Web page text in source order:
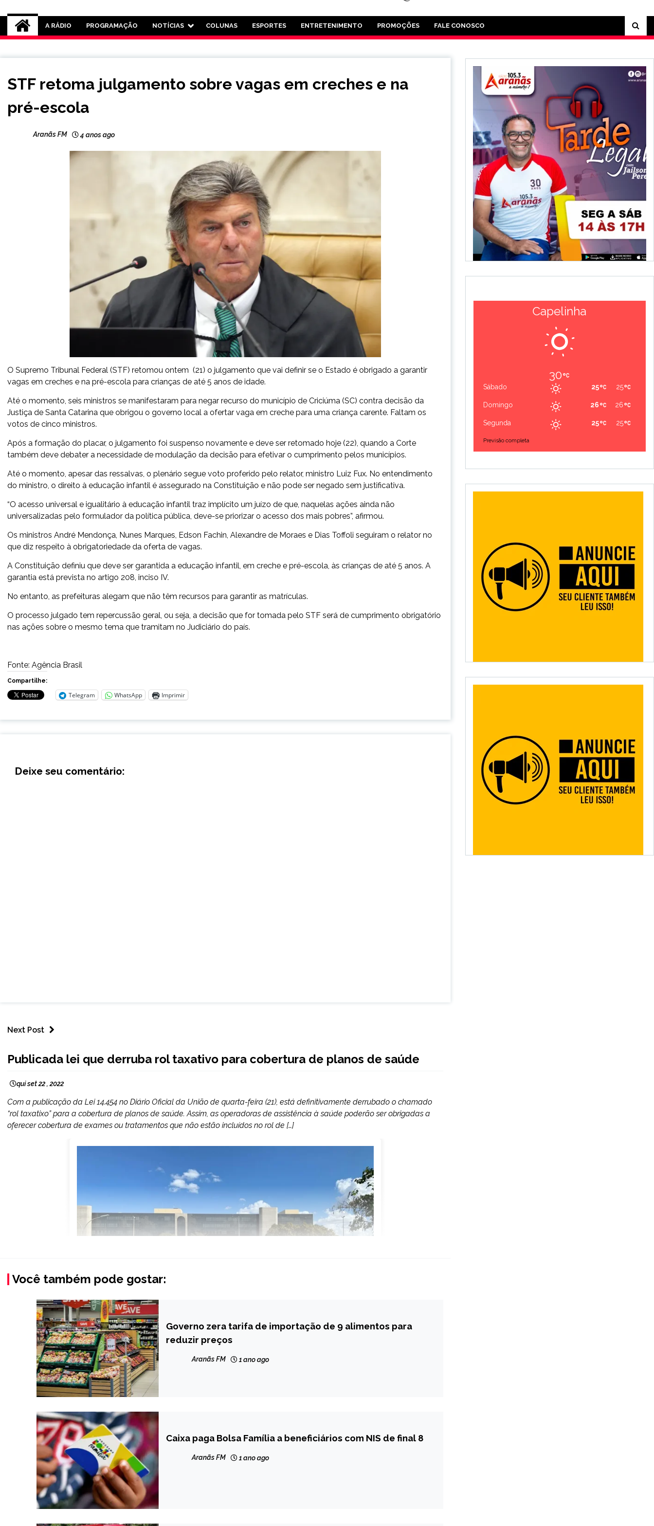
Rádio Aranãs 105.3
A RÁDIO PROGRAMAÇÃO NOTÍCIAS COLUNAS ESPORTES ENTRETENIMENTO PROMOÇÕES FALE CONOSCO
NOTÍCIAS
STF retoma julgamento sobre vagas em creches e na
pré-escola
Aranãs FM 4 anos ago
O Supremo Tribunal Federal (STF) retomou ontem (21) o julgamento que vai definir se o Estado é obrigado a garantir
vagas em creches e na pré-escola para crianças de até 5 anos de idade.
Até o momento, seis ministros se manifestaram para negar recurso do município de Criciúma (SC) contra decisão da
Justiça de Santa Catarina que obrigou o governo local a ofertar vaga em creche para uma criança carente. Faltam os
votos de cinco ministros.
Após a formação do placar, o julgamento foi suspenso novamente e deve ser retomado hoje (22), quando a Corte
também deve debater a necessidade de modulação da decisão para efetivar o cumprimento pelos municípios.
Até o momento, apesar das ressalvas, o plenário segue voto proferido pelo relator, ministro Luiz Fux. No entendimento
do ministro, o direito à educação infantil é assegurado na Constituição e não pode ser negado sem justificativa.
“O acesso universal e igualitário à educação infantil traz implícito um juízo de que, naquelas ações ainda não
universalizadas pelo formulador da política pública, deve-se priorizar o acesso dos mais pobres”, afirmou.
Os ministros André Mendonça, Nunes Marques, Edson Fachin, Alexandre de Moraes e Dias Toffoli seguiram o relator no
que diz respeito à obrigatoriedade da oferta de vagas.
A Constituição definiu que deve ser garantida a educação infantil, em creche e pré-escola, às crianças de até 5 anos. A
garantia está prevista no artigo 208, inciso IV.
No entanto, as prefeituras alegam que não têm recursos para garantir as matrículas.
O processo julgado tem repercussão geral, ou seja, a decisão que for tomada pelo STF será de cumprimento obrigatório
nas ações sobre o mesmo tema que tramitam no Judiciário do país.
Fonte: Agência Brasil
Compartilhe:
Telegram WhatsApp Imprimir
Deixe seu comentário:
Next Post
NOTÍCIAS
Publicada lei que derruba rol taxativo para cobertura de planos de saúde
qui set 22 , 2022
Com a publicação da Lei 14.454 no Diário Oficial da União de quarta-feira (21), está definitivamente derrubado o chamado
“rol taxatixo” para a cobertura de planos de saúde. Assim, as operadoras de assistência à saúde poderão ser obrigadas a
oferecer cobertura de exames ou tratamentos que não estão incluídos no rol de […]
Você também pode gostar:
BRASIL
NOTÍCIAS
Governo zera tarifa de importação de 9 alimentos para
reduzir preços
Aranãs FM 1 ano ago
BRASIL
NOTÍCIAS
Caixa paga Bolsa Família a beneficiários com NIS de final 8
Aranãs FM 1 ano ago
Capelinha
30
Sábado 25
25
Domingo 26
26
Segunda 25
25
Previsão completa